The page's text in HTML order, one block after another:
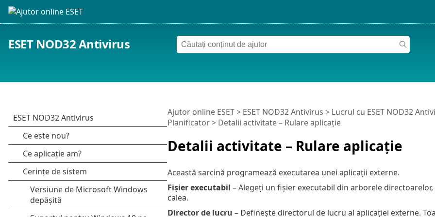
ESET NOD32 Antivirus
Detalii activitate – Rulare aplicație
Ajutor online ESET> ESET NOD32 Antivirus > Lucrul cu ESET NOD32
Planificator > Detalii activitate – Rulare aplicație
Această sarcină programează executarea unei aplicații externe.
Fișier executabil – Alegeți un fișier executabil din arborele
calea.
Director de lucru – Definește directorul de lucru al aplicației externe.